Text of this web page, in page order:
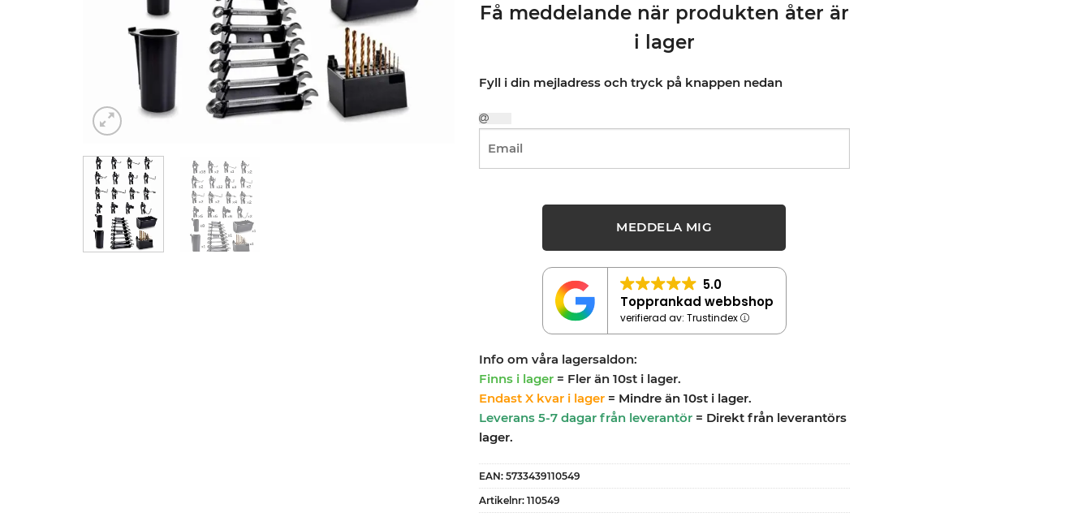
Få meddelande när produkten åter är
i lager
Fyll i din mejladress och tryck på knappen nedan
MEDDELA MIG
5.0
Topprankad webbshop
verifierad av: Trustindex
Info om våra lagersaldon:
Finns i lager = Fler än 10st i lager.
Endast X kvar i lager = Mindre än 10st i lager.
Leverans 5-7 dagar från leverantör= Direkt från leverantörs
lager.
EAN: 5733439110549
Artikelnr: 110549